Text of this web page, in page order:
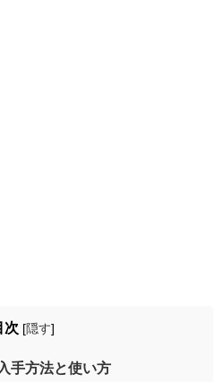
次 [隠す]
手方法と使い方